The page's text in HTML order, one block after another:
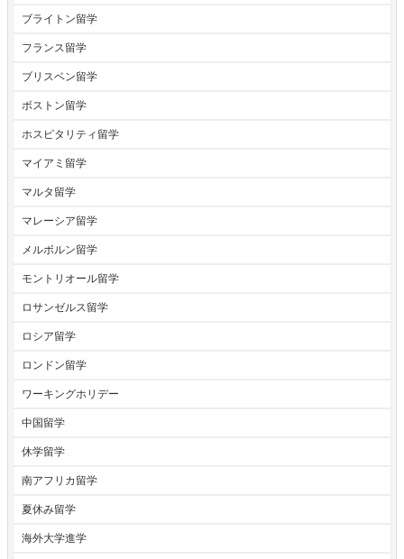
ブライトン留学
フランス留学
ブリスベン留学
ボストン留学
ホスピタリティ留学
マイアミ留学
マルタ留学
マレーシア留学
メルボルン留学
モントリオール留学
ロサンゼルス留学
ロシア留学
ロンドン留学
ワーキングホリデー
中国留学
休学留学
南アフリカ留学
夏休み留学
海外大学進学